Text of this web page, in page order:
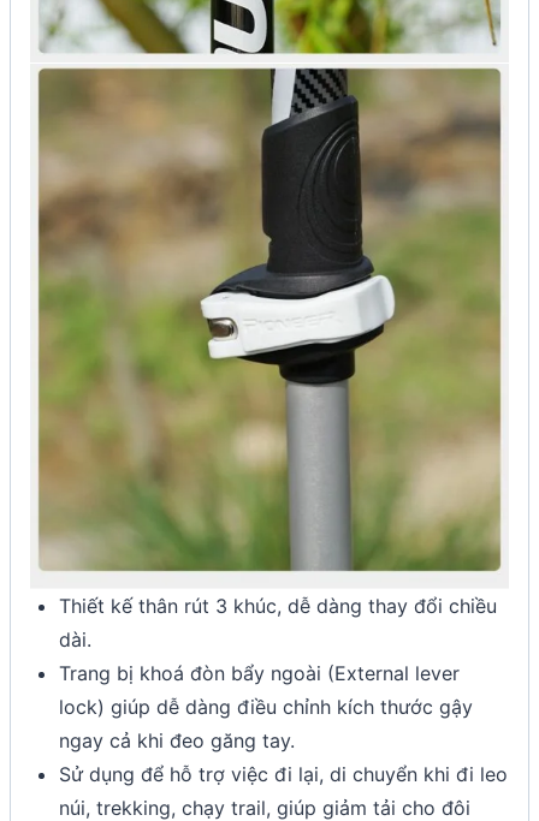
Thiết kế thân rút 3 khúc, dễ dàng thay đổi chiều
dài.
Trang bị khoá đòn bẩy ngoài (External lever
lock) giúp dễ dàng điều chỉnh kích thước gậy
ngay cả khi đeo găng tay.
Sử dụng để hỗ trợ việc đi lại, di chuyển khi đi leo
núi, trekking, chạy trail, giúp giảm tải cho đôi